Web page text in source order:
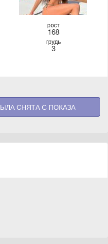
рост
168
грудь
3
СНЯТА С ПОКАЗА